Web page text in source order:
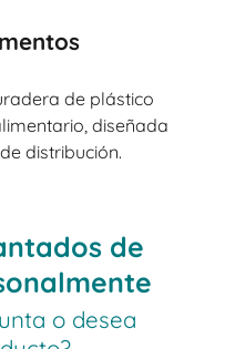
de plástico
diseñada
distribución.
de
o desea